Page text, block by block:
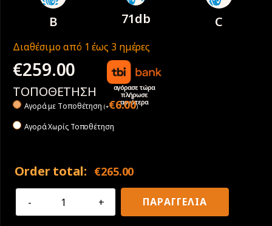
B 71db C
Διαθέσιμο από 1 έως 3 ημέρες
€259.00
αγόρασε τώρα
πλήρωσε
αργότερα
ΤΟΠΟΘΕΤΗΣΗ
Αγορά με Tοποθέτηση (+€6.00)
Αγορά Χωρίς Τοποθέτηση
Order total: €265.00
245/35R20
ΠΑΡΑΓΓΕΛΙΑ